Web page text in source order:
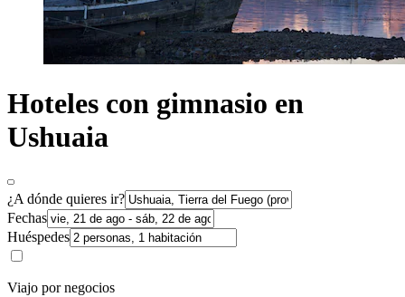
Hoteles con gimnasio en
Ushuaia
¿A dónde quieres ir?
Fechas
Huéspedes
Viajo por negocios